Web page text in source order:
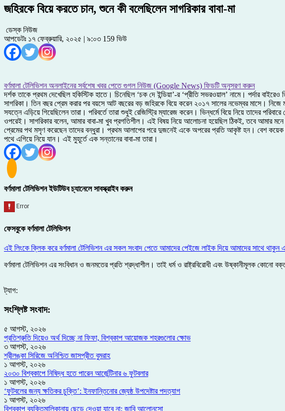
জহিরকে বিয়ে করতে চান, শুনে কী বলেছিলেন সাগরিকার বাবা-মা
ডেস্ক নিউজ
আপডেটঃ ১৭ ফেব্রুয়ারি, ২০২৫ | ৯:০৩ 159 ভিউ
বর্ণমালা টেলিভিশন অনলাইনের সর্বশেষ খবর পেতে গুগল নিউজ (Google News) ফিডটি অনুসরণ করুন
দর্শক তাকে প্রথম দেখেছিল হকিস্টিক হাতে। চিনেছিল ‘চক দে ইন্ডিয়া’-র ‘প্রীতি সভরওয়াল’ নামে। পর্দার
সাগরিকা। তিন বছর প্রেম করার পর বয়সে আট বছরের বড় জহিরকে বিয়ে করেন ২০১৭ সালের নভেম্বর মাসে। নিজে
সযত্নে এড়িয়ে গিয়েছিলেন তারা। পরিবর্তে তারা শুধুই রেজিস্ট্রি ম্যারেজ করেন। ভিন্‌ধর্মে বিয়ে নিয়ে তাদের
ওপরেই। সাগরিকার বলেন, আমার বাবা-মা খুব প্রগতিশীল। এই বিষয় নিয়ে আলোচনা হয়েছিল ঠিকই, তবে আমার
প্রেমের পথ মসৃণ করেছেন তাদের বন্ধুরা। প্রথম আলাপের পরে দুজনেই একে অপরের প্রতি আকৃষ্ট হন। বেশ কয়েক
পথে এগিয়ে নিয়ে যান। এই মুহূর্তে এক সন্তানের বাবা-মা তারা।
বর্ণমালা টেলিভিশন ইউটিউব চ্যানেলে সাবস্ক্রাইব করুন
ফেসবুকে বর্ণমালা টেলিভিশন
এই লিংকে ক্লিক করে বর্ণমালা টেলিভিশন এর সকল সংবাদ পেতে আমাদের পেইজে লাইক দিয়ে আমাদের সাথে
বর্ণমালা টেলিভিশন এর সংবিধান ও জনমতের প্রতি শ্রদ্ধাশীল। তাই ধর্ম ও রাষ্ট্রবিরোধী এবং উষ্কানীমূলক
ট্যাগ:
সংশ্লিষ্ট সংবাদ:
৫ আগস্ট, ২০২৬
প্রতিশ্রুতি দিয়েও অর্থ দিচ্ছে না ফিফা, বিশ্বকাপ আয়োজক শহরগুলোর ক্ষোভ
৩ আগস্ট, ২০২৬
শ্রীলঙ্কা সিরিজে অনিশ্চিত জাসপ্রীত বুমরাহ
১ আগস্ট, ২০২৬
২০৩০ বিশ্বকাপে নিষিদ্ধ হতে পারেন আর্জেন্টিনার ৬ ফুটবলার
১ আগস্ট, ২০২৬
‘ফুটবলের জন্য ক্ষতিকর চুক্তি’: ইনফান্তিনোর জ্যেষ্ঠ উপদেষ্টার পদত্যাগ
১ আগস্ট, ২০২৬
বিশ্বকাপ ব্যক্তিমালিকানায় ছেড়ে দেওয়া যাবে না: জাবি আলোনসো